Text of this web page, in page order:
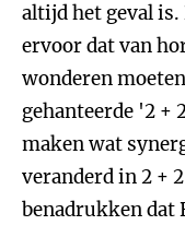
altijd het geval
ervoor dat van
wonderen
gehanteerde '2 +
maken wat
veranderd in 2 +
benadrukken dat